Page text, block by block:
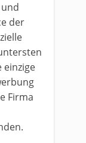
der
einzige
Firma